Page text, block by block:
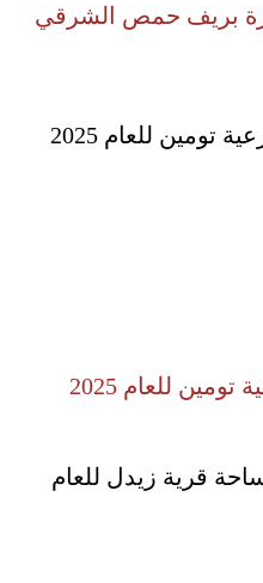
بريف حمص الشرقي
للعام 2025